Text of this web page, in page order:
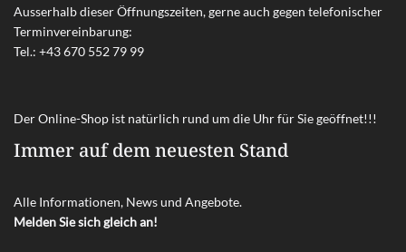
Ausserhalb dieser Öffnungszeiten, gerne auch gegen telefonischer
Terminvereinbarung:
Tel.: +43 670 552 79 99
Der Online-Shop ist natürlich rund um die Uhr für Sie geöffnet!!!
Immer auf dem neuesten Stand
Alle Informationen, News und Angebote.
Melden Sie sich gleich an!